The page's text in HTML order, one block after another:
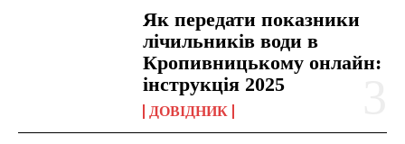
Як передати показники
лічильників води в
Кропивницькому онлайн:
інструкція 2025
ДОВІДНИК